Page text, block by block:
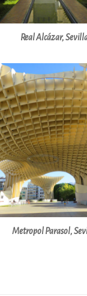
Real Alcázar,
Metropol Parasol,